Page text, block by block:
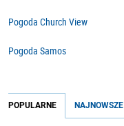
Pogoda Church View
Pogoda Samos
POPULARNE NAJNOWSZE